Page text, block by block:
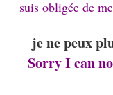
suis obligée de
je ne peux
Sorry I can